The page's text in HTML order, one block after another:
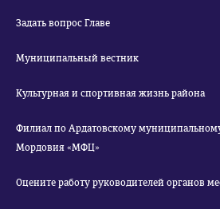
Задать вопрос Главе
Муниципальный вестник
Культурная и спортивная жизнь района
Филиал по Ардатовскому
Мордовия «МФЦ»
Оцените работу руководителей органов